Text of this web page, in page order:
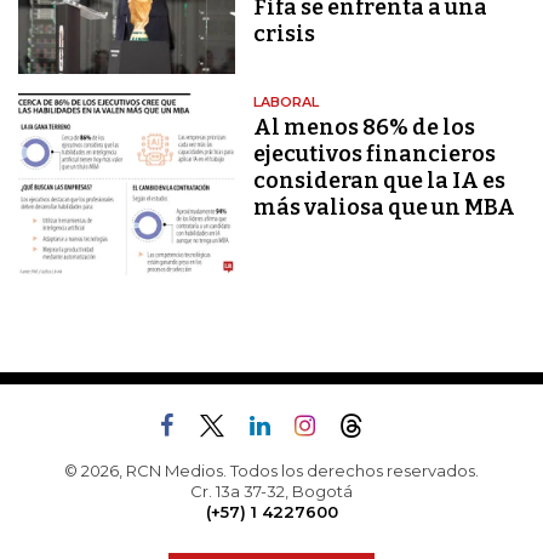
Fifa se enfrenta a una
crisis
LABORAL
Al menos 86% de los
ejecutivos financieros
consideran que la IA es
más valiosa que un MBA
© 2026, RCN Medios. Todos los derechos reservados.
Cr. 13a 37-32, Bogotá
(+57) 1 4227600